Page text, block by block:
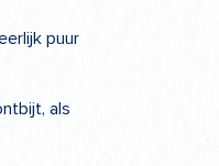
puur
als